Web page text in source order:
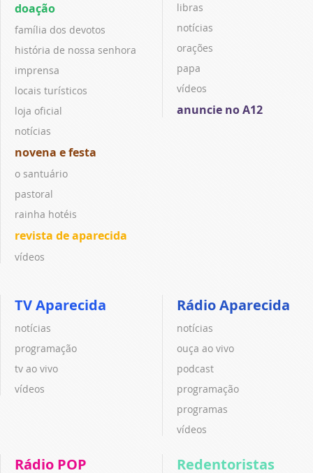
doação
família dos devotos
história de nossa senhora
imprensa
locais turísticos
loja oficial
notícias
novena e festa
o santuário
pastoral
rainha hotéis
revista de aparecida
vídeos
libras
notícias
orações
papa
vídeos
anuncie no A12
TV Aparecida
notícias
programação
tv ao vivo
vídeos
Rádio Aparecida
notícias
ouça ao vivo
podcast
programação
programas
vídeos
Rádio POP Redentoristas